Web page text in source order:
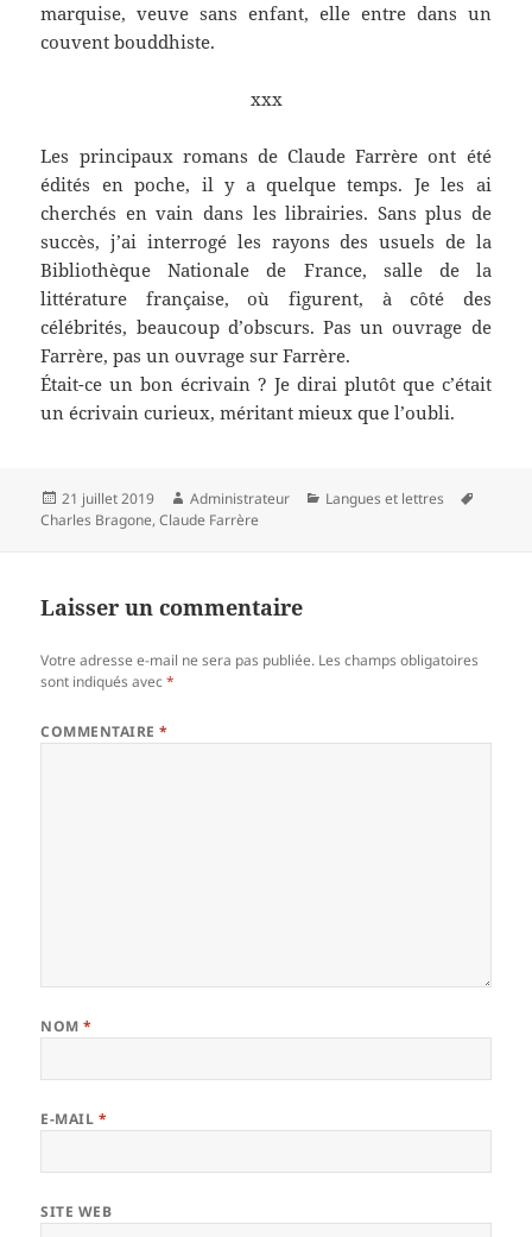
marquise, veuve sans enfant, elle entre dans un
couvent bouddhiste.
xxx
Les principaux romans de Claude Farrère ont été
édités en poche, il y a quelque temps. Je les ai
cherchés en vain dans les librairies. Sans plus de
succès, j’ai interrogé les rayons des usuels de la
Bibliothèque Nationale de France, salle de la
littérature française, où figurent, à côté des
célébrités, beaucoup d’obscurs. Pas un ouvrage de
Farrère, pas un ouvrage sur Farrère.
Était-ce un bon écrivain ? Je dirai plutôt que c’était
un écrivain curieux, méritant mieux que l’oubli.
Publié
le
21 juillet 2019 Auteur
Administrateur Catégories
Langues et lettres
Charles Bragone,Claude Farrère
Laisser un commentaire
Votre adresse e-mail ne sera pas publiée. Les champs obligatoires
sont indiqués avec*
COMMENTAIRE*
NOM*
E-MAIL *
SITE WEB